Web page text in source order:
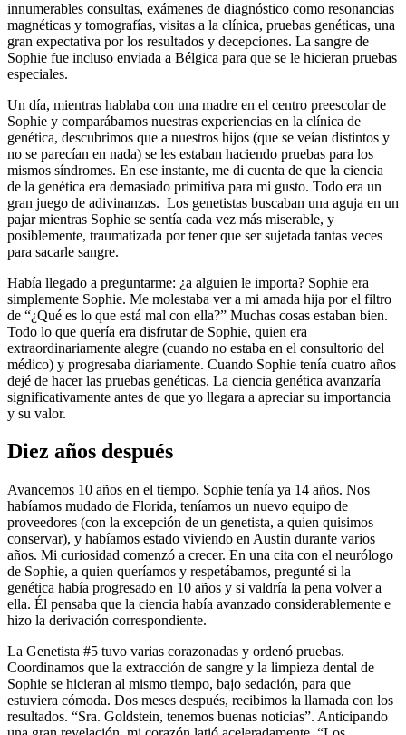
innumerables consultas, exámenes de diagnóstico como resonancias
magnéticas y tomografías, visitas a la clínica, pruebas genéticas, una
gran expectativa por los resultados y decepciones. La sangre de
Sophie fue incluso enviada a Bélgica para que se le hicieran pruebas
especiales.
Un día, mientras hablaba con una madre en el centro preescolar de
Sophie y comparábamos nuestras experiencias en la clínica de
genética, descubrimos que a nuestros hijos (que se veían distintos y
no se parecían en nada) se les estaban haciendo pruebas para los
mismos síndromes. En ese instante, me di cuenta de que la ciencia
de la genética era demasiado primitiva para mi gusto. Todo era un
gran juego de adivinanzas. Los genetistas buscaban una aguja en un
pajar mientras Sophie se sentía cada vez más miserable, y
posiblemente, traumatizada por tener que ser sujetada tantas veces
para sacarle sangre.
Había llegado a preguntarme: ¿a alguien le importa? Sophie era
simplemente Sophie. Me molestaba ver a mi amada hija por el filtro
de “¿Qué es lo que está mal con ella?” Muchas cosas estaban bien.
Todo lo que quería era disfrutar de Sophie, quien era
extraordinariamente alegre (cuando no estaba en el consultorio del
médico) y progresaba diariamente. Cuando Sophie tenía cuatro años
dejé de hacer las pruebas genéticas. La ciencia genética avanzaría
significativamente antes de que yo llegara a apreciar su importancia
y su valor.
Diez años después
Avancemos 10 años en el tiempo. Sophie tenía ya 14 años. Nos
habíamos mudado de Florida, teníamos un nuevo equipo de
proveedores (con la excepción de un genetista, a quien quisimos
conservar), y habíamos estado viviendo en Austin durante varios
años. Mi curiosidad comenzó a crecer. En una cita con el neurólogo
de Sophie, a quien queríamos y respetábamos, pregunté si la
genética había progresado en 10 años y si valdría la pena volver a
ella. Él pensaba que la ciencia había avanzado considerablemente e
hizo la derivación correspondiente.
La Genetista #5 tuvo varias corazonadas y ordenó pruebas.
Coordinamos que la extracción de sangre y la limpieza dental de
Sophie se hicieran al mismo tiempo, bajo sedación, para que
estuviera cómoda. Dos meses después, recibimos la llamada con los
resultados. “Sra. Goldstein, tenemos buenas noticias”. Anticipando